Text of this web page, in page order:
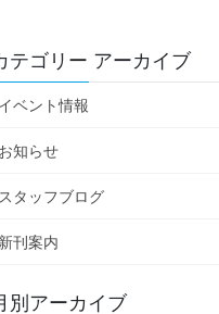
テゴリー アーカイブ
イベント情報
お知らせ
スタッフブログ
新刊案内
別アーカイブ